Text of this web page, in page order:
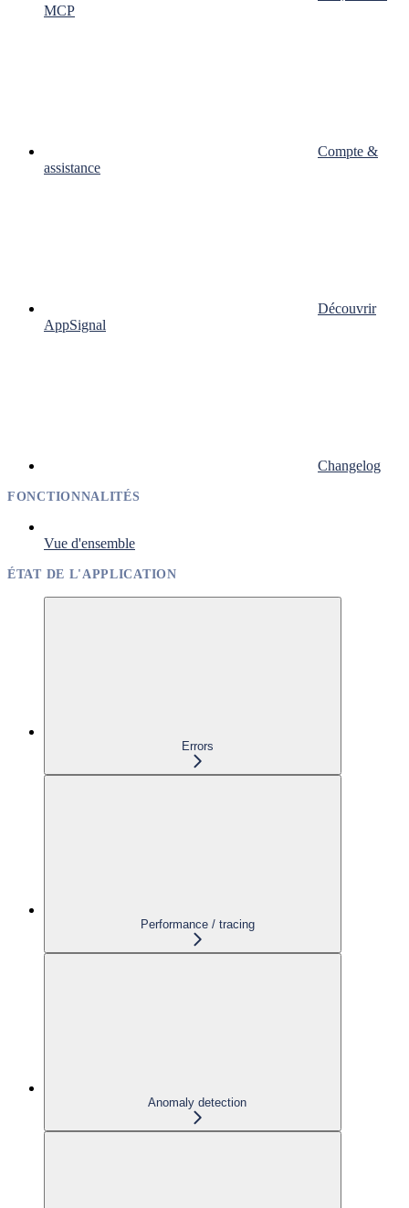
MCP
Compte &
assistance
Découvrir
AppSignal
Changelog
FONCTIONNALITÉS
Vue d'ensemble
ÉTAT DE L'APPLICATION
Errors
Performance / tracing
Anomaly detection